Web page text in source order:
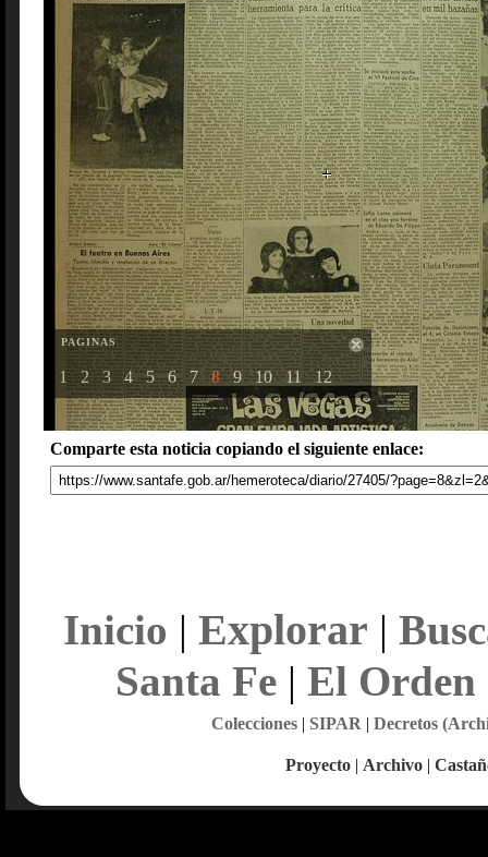
PAGINAS
1 2 3 4 5 6 7 8 9 10 11 12
Comparte esta noticia copiando el siguiente enlace:
Inicio | Explorar |
Santa Fe| El Orden
Colecciones| SIPAR | Decretos
Proyecto | Archivo |